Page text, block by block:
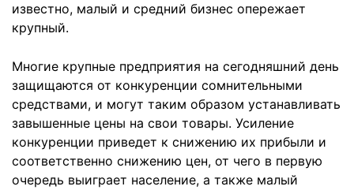
известно, малый и средний бизнес опережает
крупный.
Многие крупные предприятия на сегодняшний день
защищаются от конкуренции сомнительными
средствами, и могут таким образом устанавливать
завышенные цены на свои товары. Усиление
конкуренции приведет к снижению их прибыли и
соответственно снижению цен, от чего в первую
очередь выиграет население, а также малый